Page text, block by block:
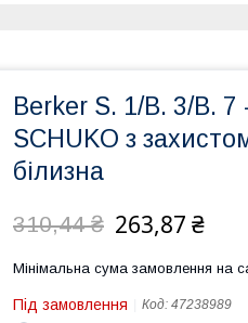
Berker S. 1/B. 3/B. 7
SCHUKO з
білизна
310,44 ₴ 263,87 ₴
Мінімальна сума замовлення на
Під замовлення Код: 47238989